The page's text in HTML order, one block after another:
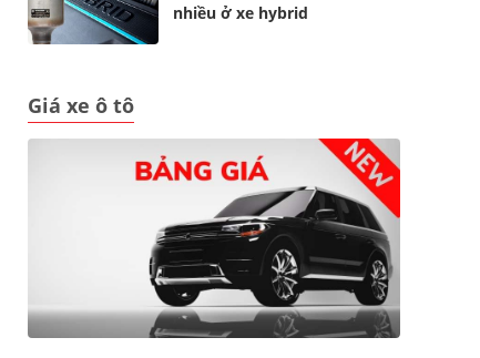
nhiều ở xe hybrid
Giá xe ô tô